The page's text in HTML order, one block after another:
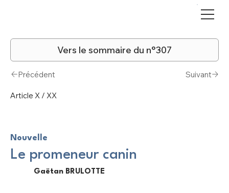
Nouvelle
Le promeneur canin
Gaëtan BRULOTTE
Vers le sommaire du n°307
Article X / XX
Précédent Suivant